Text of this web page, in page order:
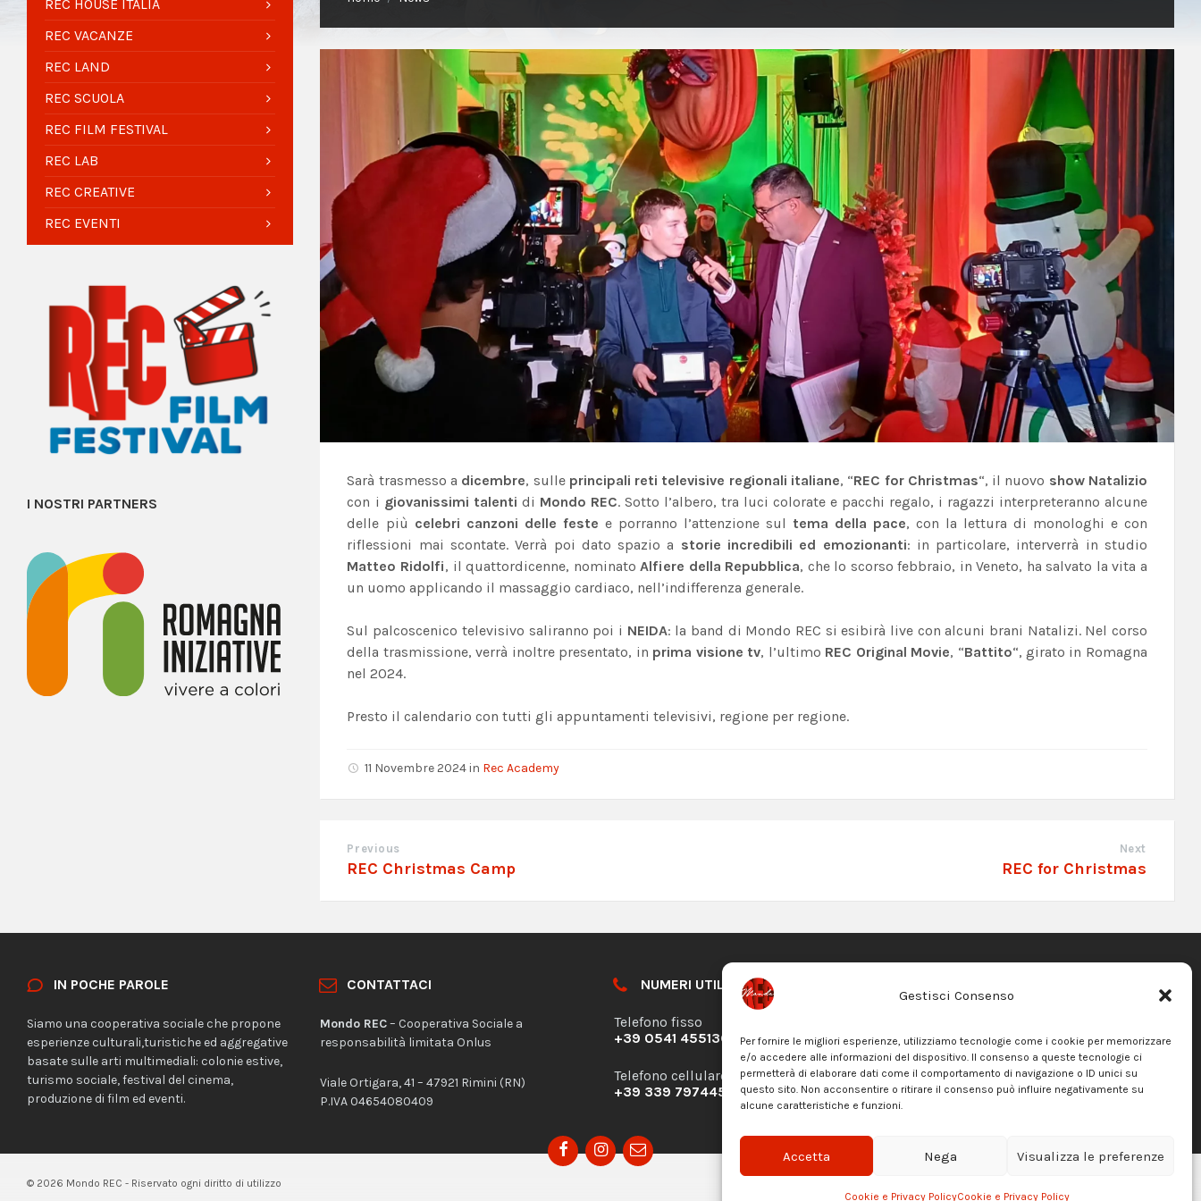
Gestisci Consenso
Per fornire le migliori esperienze, utilizziamo tecnologie come i cookie per memorizzare
e/o accedere alle informazioni del dispositivo. Il consenso a queste tecnologie ci
permetterà di elaborare dati come il comportamento di navigazione o ID unici su
questo sito. Non acconsentire o ritirare il consenso può influire negativamente su
alcune caratteristiche e funzioni.
Accetta Nega Visualizza le preferenze
Cookie e Privacy PolicyCookie e Privacy Policy
Sarà trasmesso a dicembre, sulle principali reti televisive regionali italiane, “REC for Christmas“, il nuovo show Natalizio
con i giovanissimi talenti di Mondo REC. Sotto l’albero, tra luci colorate e pacchi regalo, i ragazzi interpreteranno alcune
delle più celebri canzoni delle feste e porranno l’attenzione sul tema della pace, con la lettura di monologhi e con
riflessioni mai scontate. Verrà poi dato spazio a storie incredibili ed emozionanti: in particolare, interverrà in studio
Matteo Ridolfi, il quattordicenne, nominatoAlfiere della Repubblica, che lo scorso febbraio, in Veneto, ha salvato la vita a
un uomo applicando il massaggio cardiaco, nell’indifferenza generale.
Sul palcoscenico televisivo saliranno poi i NEIDA: la band di Mondo REC si esibirà live con alcuni brani Natalizi. Nel corso
della trasmissione, verrà inoltre presentato, in prima visione tv, l’ultimo REC Original Movie, “Battito“, girato in Romagna
nel 2024.
Presto il calendario con tutti gli appuntamenti televisivi, regione per regione.
11 Novembre 2024in Rec Academy
Previous
REC Christmas Camp
Next
REC for Christmas
REC HOUSE ITALIA
REC VACANZE
REC LAND
REC SCUOLA
REC FILM FESTIVAL
REC LAB
REC CREATIVE
REC EVENTI
I NOSTRI PARTNERS
IN POCHE PAROLE
Siamo una cooperativa sociale che propone
esperienze culturali,turistiche ed aggregative
basate sulle arti multimediali: colonie estive,
turismo sociale, festival del cinema,
produzione di film ed eventi.
CONTATTACI
Mondo REC– Cooperativa Sociale a
responsabilità limitata Onlus
Viale Ortigara, 41 – 47921 Rimini (RN)
P.IVA 04654080409
NUMERI UTILI
Telefono fisso
+39 0541 455136
Telefono cellulare
+39 339 7974452
RICHIESTA DISPONIBILITÀ
PRIVACY POLICY
FacebookInstagram
Email
© 2026 Mondo REC - Riservato ogni diritto di utilizzo